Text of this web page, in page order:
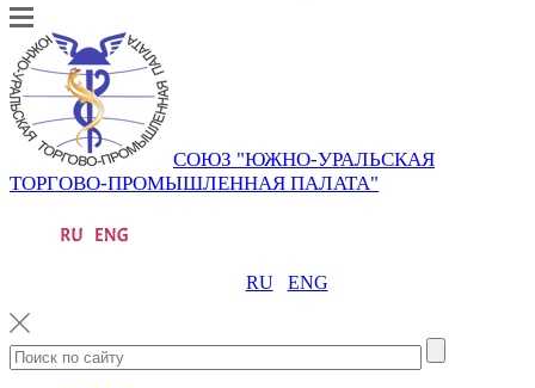
СОЮЗ "ЮЖНО-УРАЛЬСКАЯ
ТОРГОВО-ПРОМЫШЛЕННАЯ ПАЛАТА"
RU ENG